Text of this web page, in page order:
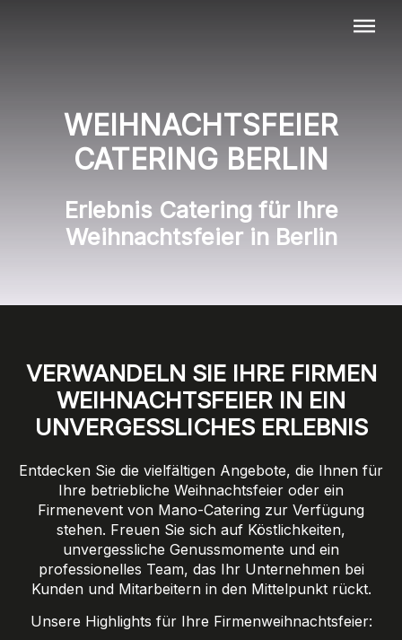
WEIHNACHTSFEIER
CATERING BERLIN
Erlebnis Catering für Ihre
Weihnachtsfeier in Berlin
VERWANDELN SIE IHRE FIRMEN
WEIHNACHTSFEIER IN EIN
UNVERGESSLICHES ERLEBNIS
Entdecken Sie die vielfältigen Angebote, die Ihnen für
Ihre betriebliche Weihnachtsfeier oder ein
Firmenevent von Mano-Catering zur Verfügung
stehen. Freuen Sie sich auf Köstlichkeiten,
unvergessliche Genussmomente und ein
professionelles Team, das Ihr Unternehmen bei
Kunden und Mitarbeitern in den Mittelpunkt rückt.
Unsere Highlights für Ihre Firmenweihnachtsfeier: